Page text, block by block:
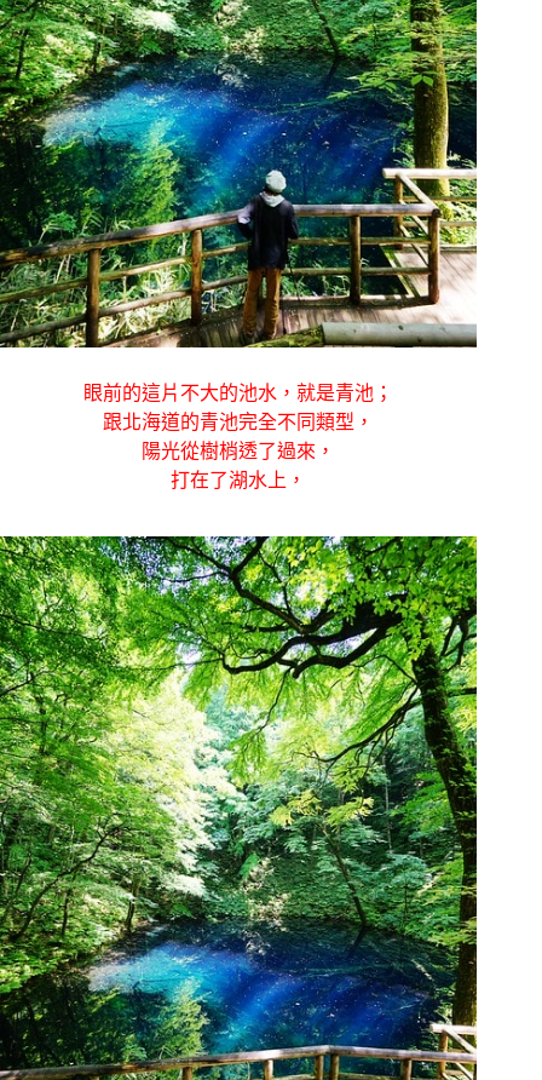
眼前的這片不大的池水，就是青池；
跟北海道的青池完全不同類型，
陽光從樹梢透了過來，
打在了湖水上，